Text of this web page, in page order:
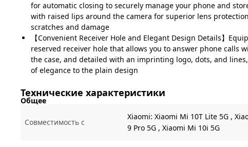
for automatic closing to securely manage your phone and
with raised lips around the camera for superior lens
scratches and damage
【Convenient Receiver Hole and Elegant Design Details】
reserved receiver hole that allows you to answer phone calls
the case, and detailed with an imprinting logo, dots, and
of elegance to the plain design
Технические характеристики
Общее
Совместимость с
Xiaomi: Xiaomi Mi 10T Lite 5G ,
9 Pro 5G , Xiaomi Mi 10i 5G